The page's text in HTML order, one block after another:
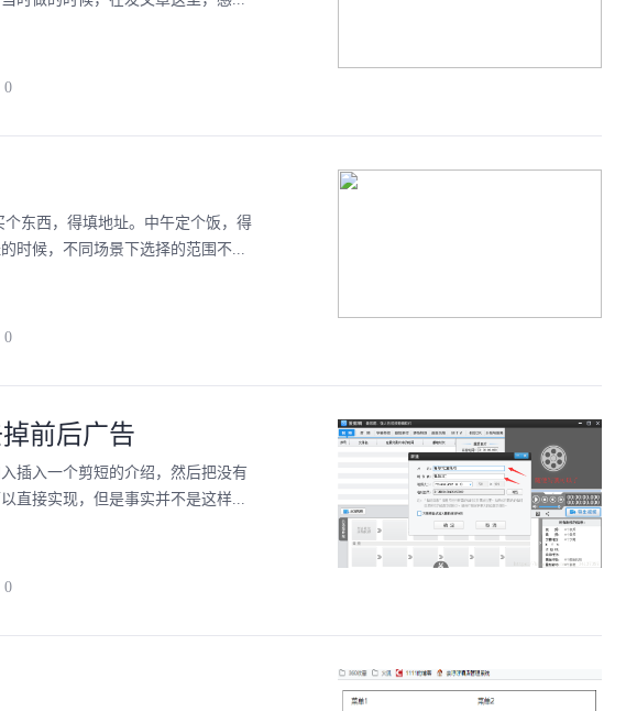
0
东西，得填地址。中午定个饭，得
时候，不同场景下选择的范围不...
0
前后广告
插入一个剪短的介绍，然后把没有
直接实现，但是事实并不是这样...
0